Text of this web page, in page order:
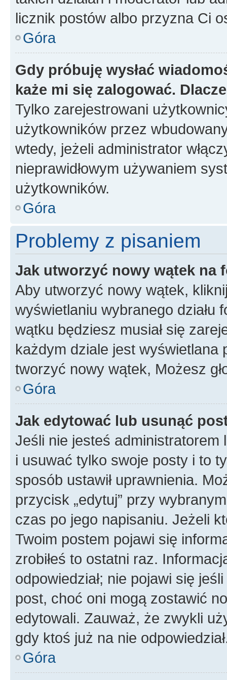
licznik postów albo przyzna Ci
Góra
Gdy próbuję wysłać
każe mi się zalogować.
Tylko zarejestrowani
użytkowników przez
wtedy, jeżeli administrator
nieprawidłowym używaniem
użytkowników.
Góra
Problemy z pisaniem
Jak utworzyć nowy wątek na
Aby utworzyć nowy wątek,
wyświetlaniu wybranego działu
wątku będziesz musiał się
każdym dziale jest wyświetlana
tworzyć nowy wątek, Możesz
Góra
Jak edytować lub usunąć
Jeśli nie jesteś
i usuwać tylko swoje posty i to
sposób ustawił uprawnienia.
przycisk „edytuj” przy
czas po jego napisaniu. Jeżeli
Twoim postem pojawi się
zrobiłeś to ostatni raz.
odpowiedział; nie pojawi się
post, choć oni mogą zostawić
edytowali. Zauważ, że zwykli
gdy ktoś już na nie
Góra